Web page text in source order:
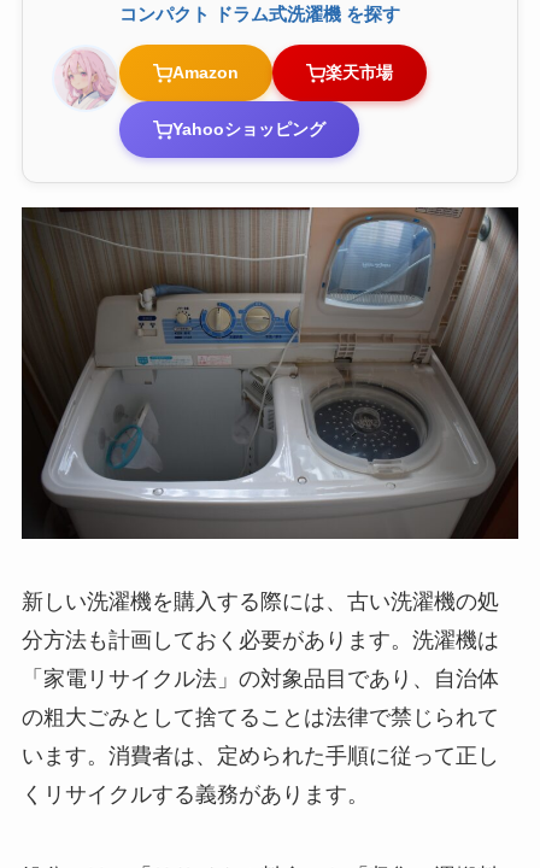
コンパクト ドラム式洗濯機 を探す
Amazon 楽天市場
Yahooショッピング
新しい洗濯機を購入する際には、古い洗濯機の処
分方法も計画しておく必要があります。洗濯機は
「家電リサイクル法」の対象品目であり、自治体
の粗大ごみとして捨てることは法律で禁じられて
います。消費者は、定められた手順に従って正し
くリサイクルする義務があります。